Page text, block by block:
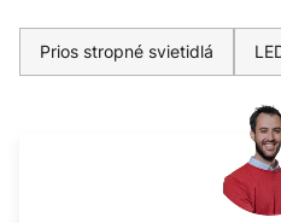
Prios stropné svietidlá